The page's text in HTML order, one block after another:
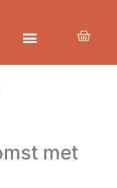
met